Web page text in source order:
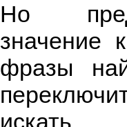
Но
значение
фразы